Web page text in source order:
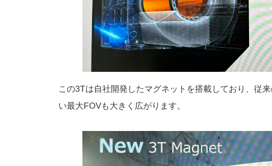
この3Tは自社開発したマグネットを搭載しており、従
い最大FOVも大きく広がります。